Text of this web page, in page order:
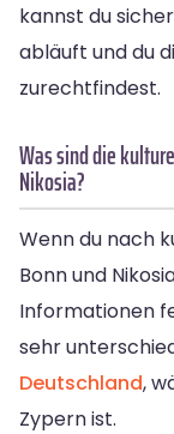
kannst du
abläuft und du
zurechtfindest.
Was sind die
Nikosia?
Wenn du nach
Bonn und
Informationen
sehr
Deutschland,
Zypern ist.